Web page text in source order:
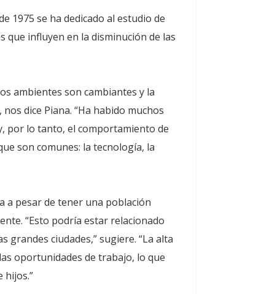
1975 se ha dedicado al estudio de
que influyen en la disminución de las
ambientes son cambiantes y la
dice Piana. “Ha habido muchos
por lo tanto, el comportamiento de
son comunes: la tecnología, la
a pesar de tener una población
“Esto podría estar relacionado
ciudades,” sugiere. “La alta
oportunidades de trabajo, lo que
hijos.”